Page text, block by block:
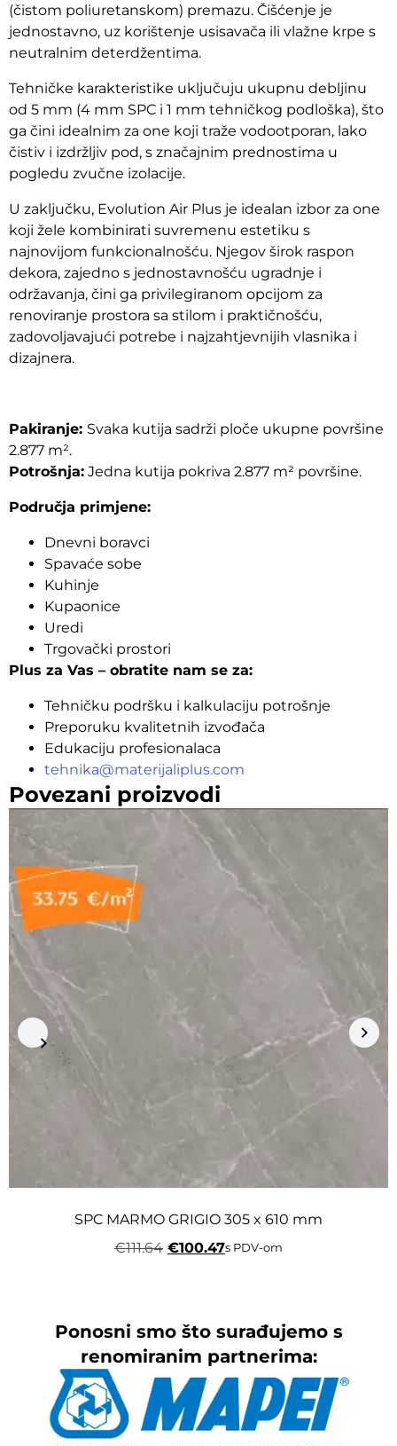
(čistom poliuretanskom) premazu. Čišćenje je
jednostavno, uz korištenje usisavača ili vlažne krpe s
neutralnim deterdžentima.
Tehničke karakteristike uključuju ukupnu debljinu
od 5 mm (4 mm SPC i 1 mm tehničkog podloška), što
ga čini idealnim za one koji traže vodootporan, lako
čistiv i izdržljiv pod, s značajnim prednostima u
pogledu zvučne izolacije.
U zaključku, Evolution Air Plus je idealan izbor za one
koji žele kombinirati suvremenu estetiku s
najnovijom funkcionalnošću. Njegov širok raspon
dekora, zajedno s jednostavnošću ugradnje i
održavanja, čini ga privilegiranom opcijom za
renoviranje prostora sa stilom i praktičnošću,
zadovoljavajući potrebe i najzahtjevnijih vlasnika i
dizajnera.
Pakiranje: Svaka kutija sadrži ploče ukupne površine
2.877 m².
Potrošnja: Jedna kutija pokriva 2.877 m² površine.
Područja primjene:
Dnevni boravci
Spavaće sobe
Kuhinje
Kupaonice
Uredi
Trgovački prostori
Plus za Vas – obratite nam se za:
Tehničku podršku i kalkulaciju potrošnje
Preporuku kvalitetnih izvođača
Edukaciju profesionalaca
tehnika@materijaliplus.com
Povezani proizvodi
SPC MARMO GRIGIO 305 x 610 mm
€111.64 €100.47s PDV-om
Ponosni smo što surađujemo s
renomiranim partnerima: